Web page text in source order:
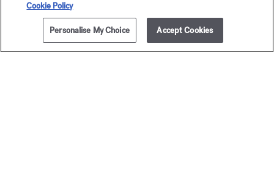
Paiement sécurisé
Cookie Policy
Personalise My Choice Accept Cookies